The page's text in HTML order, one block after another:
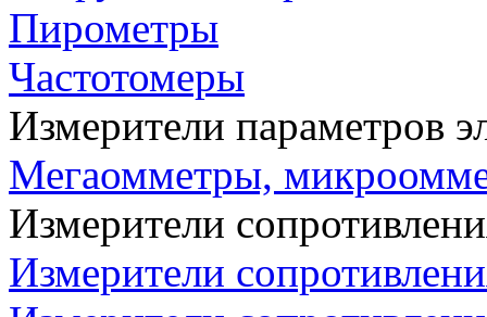
Пирометры
Частотомеры
Измерители параметров
Мегаомметры,
Измерители
Измерители